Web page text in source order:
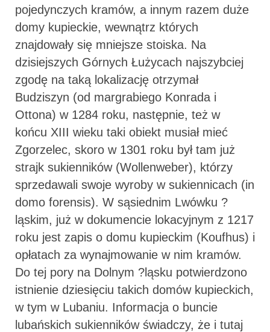
pojedynczych kramów, a innym razem duże
domy kupieckie, wewnątrz których
znajdowały się mniejsze stoiska. Na
dzisiejszych Górnych Łużycach najszybciej
zgodę na taką lokalizację otrzymał
Budziszyn (od margrabiego Konrada i
Ottona) w 1284 roku, następnie, też w
końcu XIII wieku taki obiekt musiał mieć
Zgorzelec, skoro w 1301 roku był tam już
strajk sukienników (Wollenweber), którzy
sprzedawali swoje wyroby w sukiennicach (in
domo forensis). W sąsiednim Lwówku ?
ląskim, już w dokumencie lokacyjnym z 1217
roku jest zapis o domu kupieckim (Koufhus) i
opłatach za wynajmowanie w nim kramów.
Do tej pory na Dolnym ?ląsku potwierdzono
istnienie dziesięciu takich domów kupieckich,
w tym w Lubaniu. Informacja o buncie
lubańskich sukienników świadczy, że i tutaj